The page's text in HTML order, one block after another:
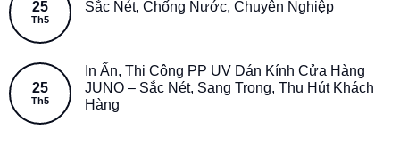
25
Th5
Sắc Nét, Chống Nước, Chuyên Nghiệp
25
Th5
In Ấn, Thi Công PP UV Dán Kính Cửa Hàng
JUNO – Sắc Nét, Sang Trọng, Thu Hút Khách
Hàng